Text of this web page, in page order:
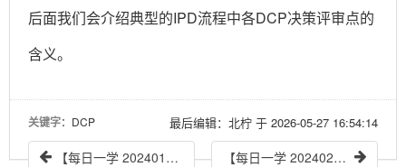
后面我们会介绍典型的IPD流程中各DCP决策评审点的
含义。
最后编辑：北柠 于 2026-05-27 16:54:14
关键字：DCP
【每日一学 20240130】华为的产品包业务计划模版—财务分析和决策建议 【每日一学 20240201】DCP决策评审点--Charter DCP